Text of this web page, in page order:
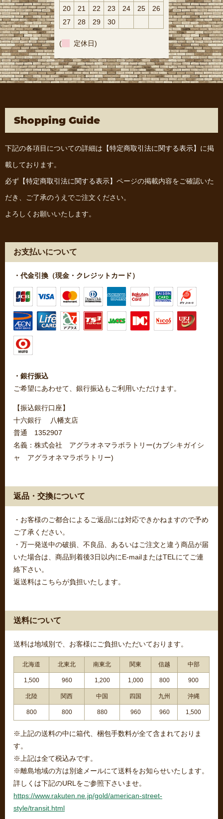
20 21 22 23 24 25
26
27
28 29 30
( 定休日)
Shopping Guide
下記の各項目についての詳細は 【特定商取引法に関する表示】 に掲
載しております。
必ず 【特定商取引法に関する表示】 ページの掲載内容をご確認いた
だき、ご了承のうえでご注文ください。
よろしくお願いいたします。
お支払いについて
・代金引換（現金・クレジットカード）
・銀行振込
ご希望にあわせて、銀行振込もご利用いただけます。
【振込銀行口座】
十六銀行 八幡支店
普通 1352907
名義：株式会社 アグラオネマラボラトリー(カブシキガイシ
ャ アグラオネマラボラトリー)
返品・交換について
・お客様のご都合によるご返品には対応できかねますので予め
ご了承ください。
・万一発送中の破損、不良品、あるいはご注文と違う商品が届
いた場合は、商品到着後3日以内にE-mailまたはTELにてご連
絡下さい。
返送料はこちらが負担いたします。
送料について
送料は地域別で、お客様にご負担いただいております。
北海道 北東北 南東北 関東 信越 中部
1,500 960 1,200 1,000 800 900
北陸 関西 中国 四国 九州 沖縄
800 800 880 960 960 1,500
※上記の送料の中に箱代、梱包手数料が全て含まれておりま
す。
※上記は全て税込みです。
※離島地域の方は別途メールにて送料をお知らせいたします。
詳しくは下記のURLをご参照下さいませ。
https://www.rakuten.ne.jp/gold/american-street-
style/transit.html